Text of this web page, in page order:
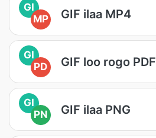
GI
MP
GIF ilaa MP4
GI
PD
GIF loo rogo PDF
GI
PN
GIF ilaa PNG